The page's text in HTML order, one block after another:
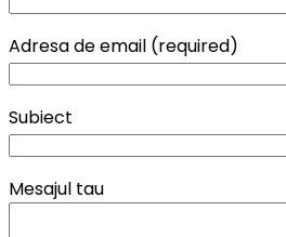
Adresa de email (required)
Subiect
Mesajul tau